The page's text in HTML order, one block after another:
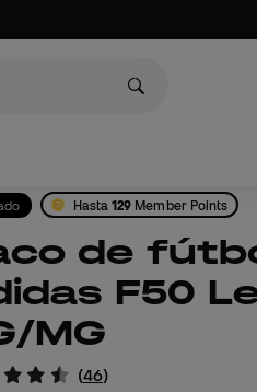
Hasta129 Member Points
F50
MG
(46)